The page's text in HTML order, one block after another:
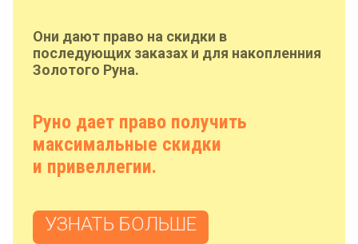
Они дают право на скидки в
последующих заказах и для накопленния
Золотого Руна.
Руно дает право получить
максимальные скидки
и привеллегии.
УЗНАТЬ БОЛЬШЕ